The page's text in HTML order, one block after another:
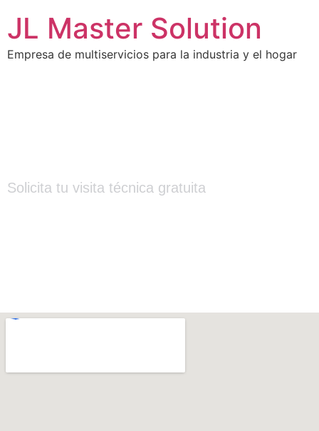
JL Master Solution
Empresa de multiservicios para la industria y el hogar
Solicita tu visita técnica gratuita